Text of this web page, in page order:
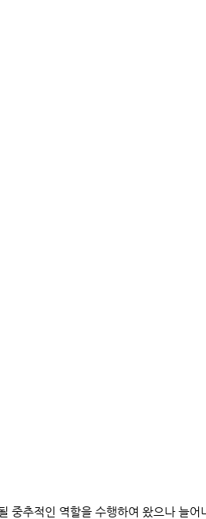
중추적인 역할을 수행하여 왔으나 늘어